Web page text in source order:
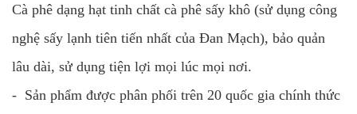
Cà phê dạng hạt tinh chất cà phê sấy khô (sử dụng công
nghệ sấy lạnh tiên tiến nhất của Đan Mạch), bảo quản
lâu dài, sử dụng tiện lợi mọi lúc mọi nơi.
- Sản phẩm được phân phối trên 20 quốc gia chính thức